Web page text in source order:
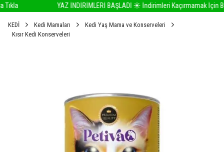
YAZ İNDİRİMLERİ BAŞLADI ☀️ İndirimleri Kaçırmamak İçin
KEDİ Kedi Mamaları
Kedi Yaş Mama ve Konserveleri
Kısır Kedi Konserveleri